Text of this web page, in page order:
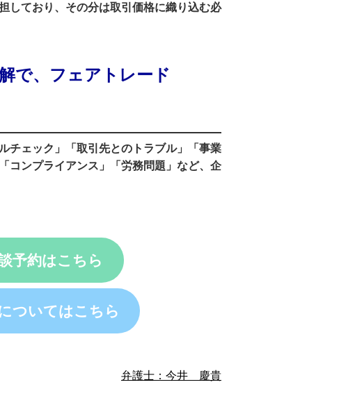
しており、その分は取引価格に織り込む必
で、フェアトレード
チェック」
「取引先とのトラブル」「事業
コンプライアンス」「労務問題」など、企
予約はこちら
ついてはこちら
弁護士：今井 慶貴